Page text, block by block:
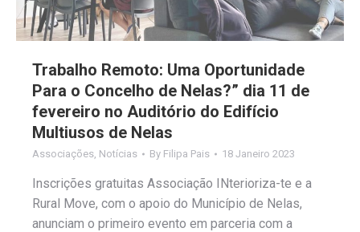
Trabalho Remoto: Uma Oportunidade
Para o Concelho de Nelas?” dia 11 de
fevereiro no Auditório do Edifício
Multiusos de Nelas
Associações Notícias By Filipa Pais 18 Janeiro 2023
Inscrições gratuitas Associação INterioriza-te e a
Rural Move, com o apoio do Município de Nelas,
anunciam o primeiro evento em parceria com a